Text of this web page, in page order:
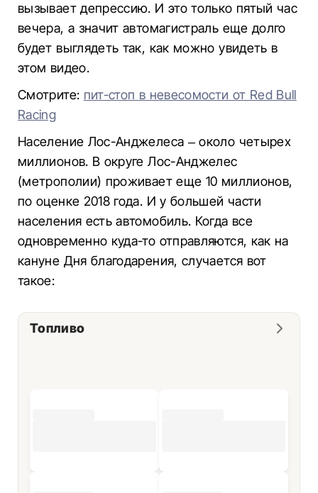
вызывает депрессию. И это только пятый час
вечера, а значит автомагистраль еще долго
будет выглядеть так, как можно увидеть в
этом видео.
Смотрите: пит-стоп в невесомости от Red Bull
Racing
Население Лос-Анджелеса – около четырех
миллионов. В округе Лос-Анджелес
(метрополии) проживает еще 10 миллионов,
по оценке 2018 года. И у большей части
населения есть автомобиль. Когда все
одновременно куда-то отправляются, как на
кануне Дня благодарения, случается вот
такое:
Топливо